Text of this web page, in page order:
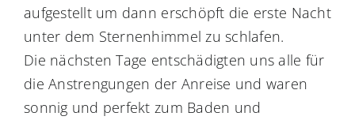
aufgestellt um dann erschöpft die erste Nacht
unter dem Sternenhimmel zu schlafen.
Die nächsten Tage entschädigten uns alle für
die Anstrengungen der Anreise und waren
sonnig und perfekt zum Baden und